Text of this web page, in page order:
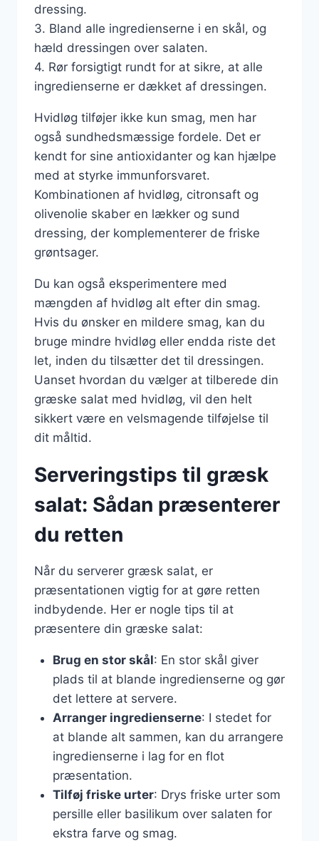
dressing.
3. Bland alle ingredienserne i en skål, og
hæld dressingen over salaten.
4. Rør forsigtigt rundt for at sikre, at alle
ingredienserne er dækket af dressingen.
Hvidløg tilføjer ikke kun smag, men har
også sundhedsmæssige fordele. Det er
kendt for sine antioxidanter og kan hjælpe
med at styrke immunforsvaret.
Kombinationen af hvidløg, citronsaft og
olivenolie skaber en lækker og sund
dressing, der komplementerer de friske
grøntsager.
Du kan også eksperimentere med
mængden af hvidløg alt efter din smag.
Hvis du ønsker en mildere smag, kan du
bruge mindre hvidløg eller endda riste det
let, inden du tilsætter det til dressingen.
Uanset hvordan du vælger at tilberede din
græske salat med hvidløg, vil den helt
sikkert være en velsmagende tilføjelse til
dit måltid.
Serveringstips til græsk
salat: Sådan præsenterer
du retten
Når du serverer græsk salat, er
præsentationen vigtig for at gøre retten
indbydende. Her er nogle tips til at
præsentere din græske salat:
Brug en stor skål: En stor skål giver
plads til at blande ingredienserne og gør
det lettere at servere.
Arranger ingredienserne: I stedet for
at blande alt sammen, kan du arrangere
ingredienserne i lag for en flot
præsentation.
Tilføj friske urter: Drys friske urter som
persille eller basilikum over salaten for
ekstra farve og smag.